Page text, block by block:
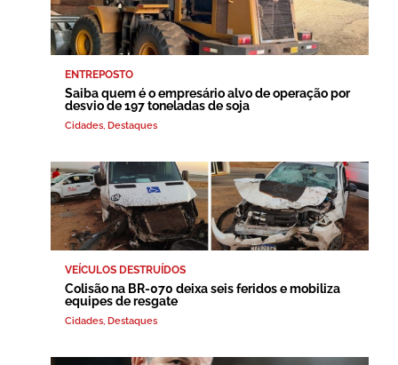
ENTREPOSTO
Saiba quem é o empresário alvo de operação por
desvio de 197 toneladas de soja
Cidades Destaques
VEÍCULOS DESTRUÍDOS
Colisão na BR-070 deixa seis feridos e mobiliza
equipes de resgate
Cidades Destaques